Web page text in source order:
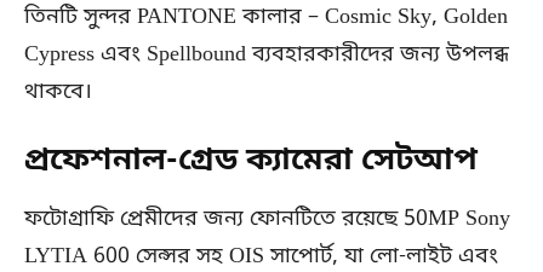
তিনটি সুন্দর PANTONE কালার – Cosmic Sky, Golden
Cypress এবং Spellbound ব্যবহারকারীদের জন্য উপলব্ধ
থাকবে।
প্রফেশনাল-গ্রেড ক্যামেরা সেটআপ
ফটোগ্রাফি প্রেমীদের জন্য ফোনটিতে রয়েছে 50MP Sony
LYTIA 600 সেন্সর সহ OIS সাপোর্ট, যা লো-লাইট এবং